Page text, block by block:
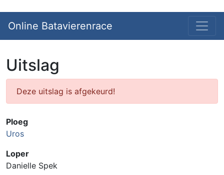
Online Batavierenrace
Uitslag
Deze uitslag is afgekeurd!
Ploeg
Uros
Loper
Danielle Spek